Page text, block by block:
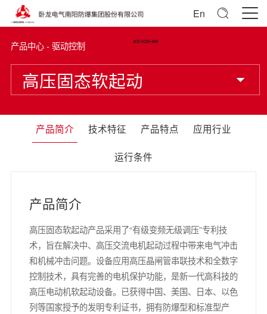
En
产品中心 - 驱动控制
高压固态软起动
产品简介 技术特征 产品特点 应用行业
运行条件
产品简介
高压固态软起动产品采用了“有级变频无级调压”专利技
术，旨在解决中、高压交流电机起动过程中带来电气冲击
和机械冲击问题。设备应用高压晶闸管串联技术和全数字
控制技术，具有完善的电机保护功能，是新一代高科技的
高压电动机软起动设备。已获得中国、美国、日本、以色
列等国家授予的发明专利证书，拥有防爆型和标准型产